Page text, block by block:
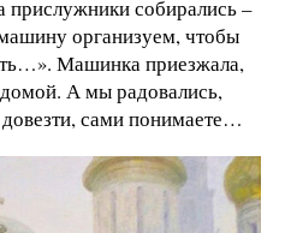
собирались –
организуем, чтобы
Машинка приезжала,
А мы радовались,
сами понимаете…